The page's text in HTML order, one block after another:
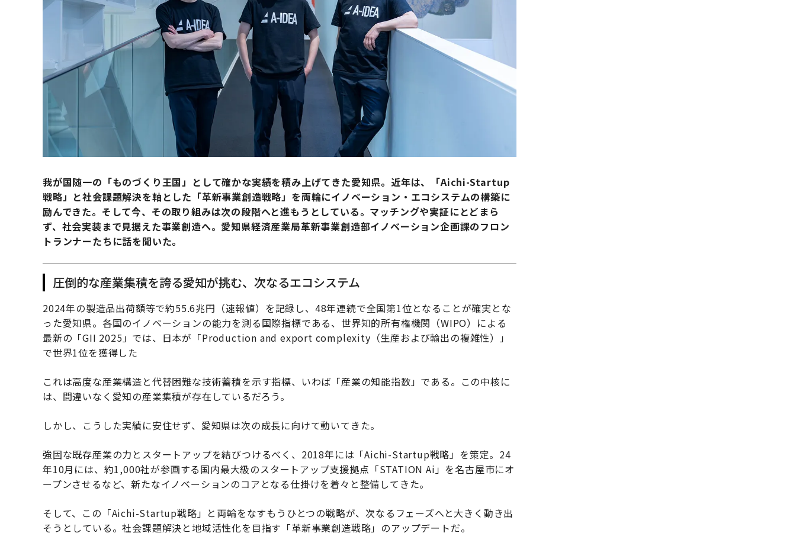
我が国随一の「ものづくり王国」として確かな実績を積み上げてきた愛知県。近年は、「Aichi-Startup
戦略」と社会課題解決を軸とした「革新事業創造戦略」を両輪にイノベーション・エコシステムの構築に
励んできた。そして今、その取り組みは次の段階へと進もうとしている。マッチングや実証にとどまら
ず、社会実装まで見据えた事業創造へ。愛知県経済産業局革新事業創造部イノベーション企画課のフロン
トランナーたちに話を聞いた。
圧倒的な産業集積を誇る愛知が挑む、次なるエコシステム
2024年の製造品出荷額等で約55.6兆円（速報値）を記録し、48年連続で全国第1位となることが確実とな
った愛知県。各国のイノベーションの能力を測る国際指標である、世界知的所有権機関（WIPO）による
最新の「GII 2025」では、日本が「Production and export complexity（生産および輸出の複雑性）」
で世界1位を獲得した
これは高度な産業構造と代替困難な技術蓄積を示す指標、いわば「産業の知能指数」である。この中核に
は、間違いなく愛知の産業集積が存在しているだろう。
しかし、こうした実績に安住せず、愛知県は次の成長に向けて動いてきた。
強固な既存産業の力とスタートアップを結びつけるべく、2018年には「Aichi-Startup戦略」を策定。24
年10月には、約1,000社が参画する国内最大級のスタートアップ支援拠点「STATION Ai」を名古屋市にオ
ープンさせるなど、新たなイノベーションのコアとなる仕掛けを着々と整備してきた。
そして、この「Aichi-Startup戦略」と両輪をなすもうひとつの戦略が、次なるフェーズへと大きく動き出
そうとしている。社会課題解決と地域活性化を目指す「革新事業創造戦略」のアップデートだ。